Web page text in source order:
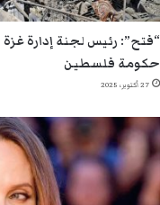
“فتح”: رئيس لجنة إدارة
حكومة فلسطين
27 أكتوبر، 2025